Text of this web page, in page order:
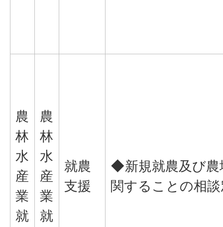
農
林
水
産
業
就
農
林
水
産
業
就
就農
支援
◆新規就農及び農
関することの相